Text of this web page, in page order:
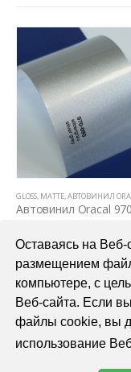
Оставаясь на Веб-
размещением
компьютере, с
Веб-сайта. Если
файлы cookie, вы
использование
ПЛЕНКИ
ТОВАРЫ ,ЦВЕТНЫЕ
GLOSS, MATTE,АВТОВИНИЛ ORACAL
В КОРЗИНУ